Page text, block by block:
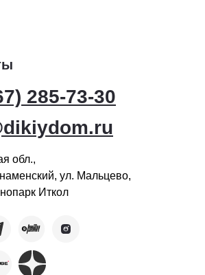
285-73-30
обл.,
ул. Мальцево,
Иткол